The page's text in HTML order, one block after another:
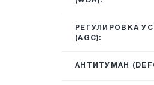
РЕГУЛИРОВКА
(AGC):
АНТИТУМАН